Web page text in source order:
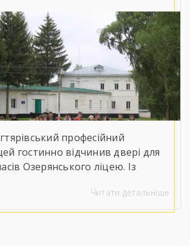
професійний
гостинно відчинив двері для
Озерянського ліцею. Із
директора з навчально-
Сергій Коломієць, який
Читати детальніше